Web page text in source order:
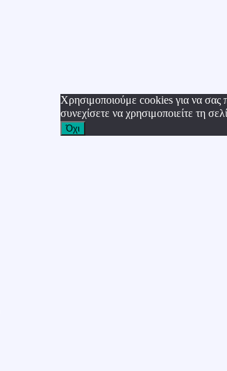
Χρησιμοποιούμε cookies για να σας
συνεχίσετε να χρησιμοποιείτε τη
Όχι